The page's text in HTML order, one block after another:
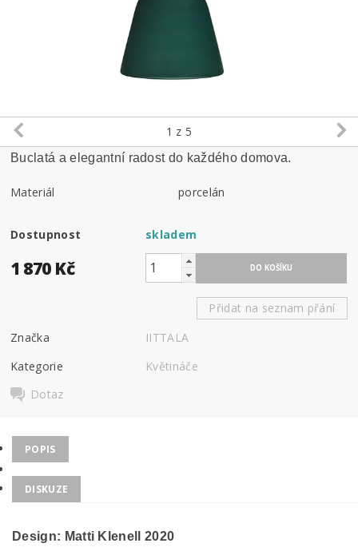
1 z 5
Buclatá a elegantní radost do každého domova.
Materiál porcelán
Dostupnost skladem
1 870 Kč
Přidat na seznam přání
Značka
IITTALA
Kategorie
Květináče
Dotaz
POPIS
DISKUZE
Design: Matti Klenell 2020